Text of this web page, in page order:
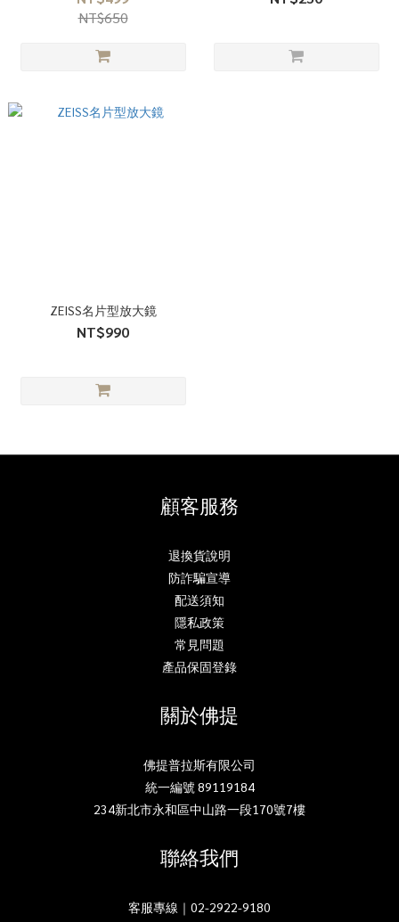
NT$650
ZEISS名片型放大鏡
NT$990
顧客服務
退換貨說明
防詐騙宣導
配送須知
隱私政策
常見問題
產品保固登錄
關於佛提
佛提普拉斯有限公司
統一編號 89119184
234新北市永和區中山路一段170號7樓
聯絡我們
客服專線｜02-2922-9180